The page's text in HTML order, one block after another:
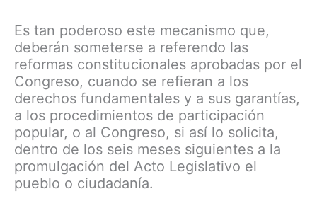
Es tan poderoso este mecanismo que,
deberán someterse a referendo las
reformas constitucionales aprobadas por el
Congreso, cuando se refieran a los
derechos fundamentales y a sus garantías,
a los procedimientos de participación
popular, o al Congreso, si así lo solicita,
dentro de los seis meses siguientes a la
promulgación del Acto Legislativo el
pueblo o ciudadanía.